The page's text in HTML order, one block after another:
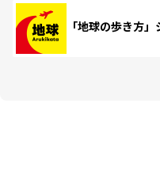
「地球の歩き方